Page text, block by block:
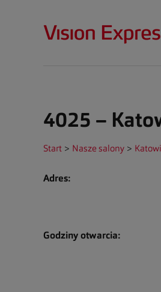
4025 –
Start > Nasze salony >
Adres:
Godziny otwarcia: